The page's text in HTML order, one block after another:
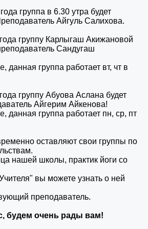
группа в 6.30 утра будет
Айгуль Салихова.
группу Карлыгаш Акижановой
Сандугаш
данная группа работает вт, чт в
группу Абуова Аслана будет
Айгерим Айкенова!
данная группа работает пн, ср, пт
оставляют свои группы по
нашей школы, практик йоги со
вы можете узнать о ней
преподаватель.
будем очень рады вам!